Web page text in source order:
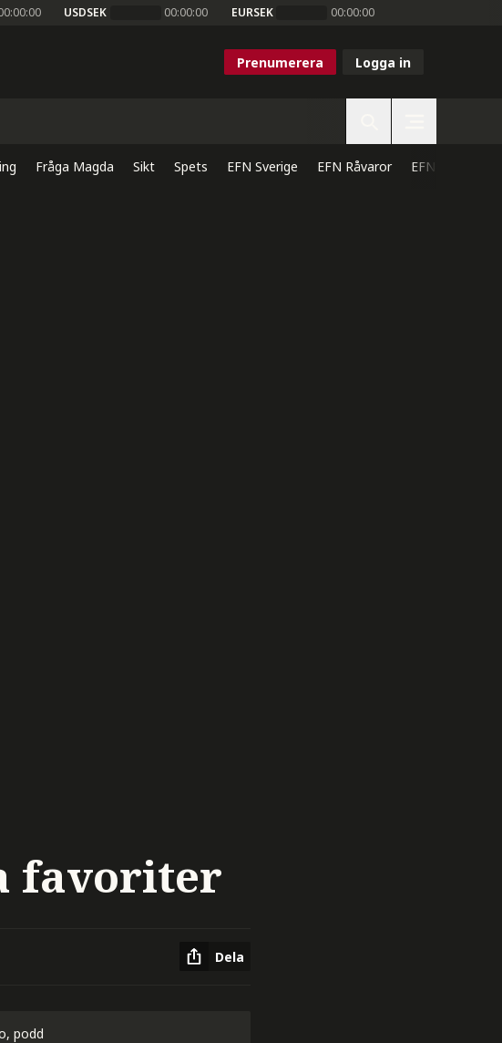
USDSEK 00:00:00 EURSEK 00:00:00
Prenumerera Logga in
Fråga Magda Sikt Spets EFN Sverige EFN Råvaror EFN Direkt
favoriter
Dela
podd